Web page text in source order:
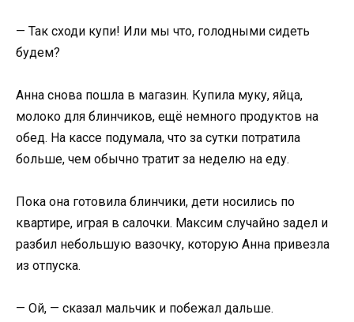
— Так сходи купи! Или мы что, голодными сидеть
будем?
Анна снова пошла в магазин. Купила муку, яйца,
молоко для блинчиков, ещё немного продуктов на
обед. На кассе подумала, что за сутки потратила
больше, чем обычно тратит за неделю на еду.
Пока она готовила блинчики, дети носились по
квартире, играя в салочки. Максим случайно задел и
разбил небольшую вазочку, которую Анна привезла
из отпуска.
— Ой, — сказал мальчик и побежал дальше.